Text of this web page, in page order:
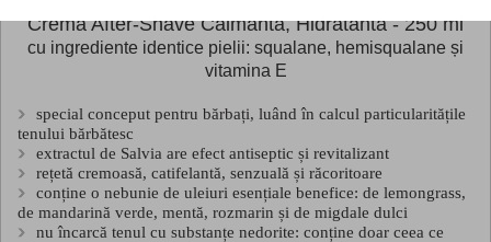
Cremă After-Shave Calmantă, Hidratantă - 250 ml
cu ingrediente identice pielii: squalane, hemisqualane și
vitamina E
special conceput pentru bărbați, luând în calcul particularitățile
tenului bărbătesc
extractul de Salvia are efect antiseptic și revitalizant
rețetă cremoasă, catifelantă, senzuală și răcoritoare
conține o nebunie de uleiuri esențiale benefice: de lemongrass,
de mandarină verde, mentă, rozmarin și de migdale dulci
nu încarcă tenul cu substanțe nedorite: conține doar ceea ce